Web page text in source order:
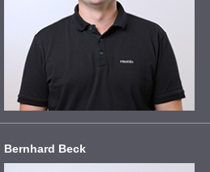
Bernhard Beck